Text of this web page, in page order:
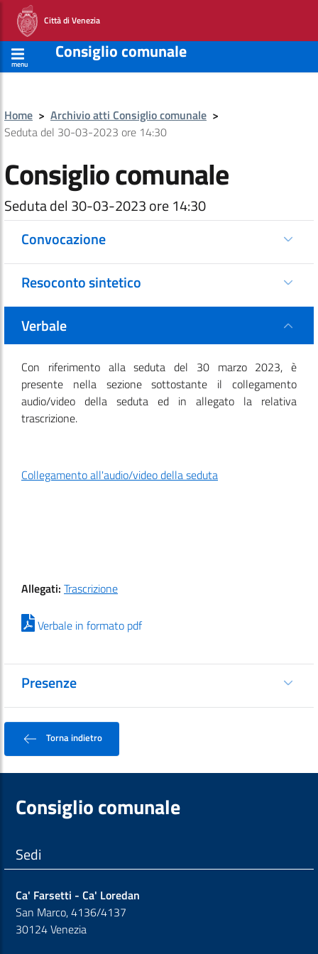
Città di Venezia
menu
Consiglio comunale
Home > Archivio atti Consiglio comunale >
Seduta del 30-03-2023 ore 14:30
Consiglio comunale
Seduta del 30-03-2023 ore 14:30
Convocazione
Resoconto sintetico
Verbale
Con riferimento alla seduta del 30 marzo 2023, è
presente nella sezione sottostante il collegamento
audio/video della seduta ed in allegato la relativa
trascrizione.
Collegamento all'audio/video della seduta
Allegati: Trascrizione
Verbale in formato pdf
Presenze
Torna indietro
Consiglio comunale
Sedi
Ca' Farsetti - Ca' Loredan
San Marco, 4136/4137
30124 Venezia